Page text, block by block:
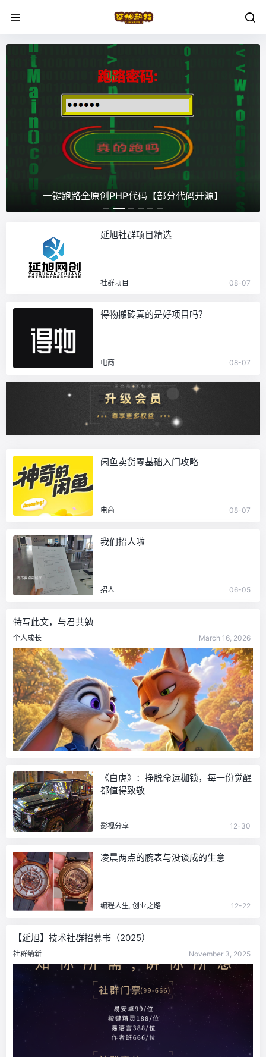
一键跑路全原创PHP代码【部分代码开源】
延旭社群项目精选
社群项目 08-07
得物搬砖真的是好项目吗？
电商 08-07
闲鱼卖货零基础入门攻略
电商 08-07
我们招人啦
招人 06-05
特写此文，与君共勉
个人成长 March 16, 2026
《白虎》：挣脱命运枷锁，每一份觉醒
都值得致敬
影视分享 12-30
凌晨两点的腕表与没谈成的生意
编程人生, 创业之路 12-22
【延旭】技术社群招募书（2025）
社群纳新 November 3, 2025